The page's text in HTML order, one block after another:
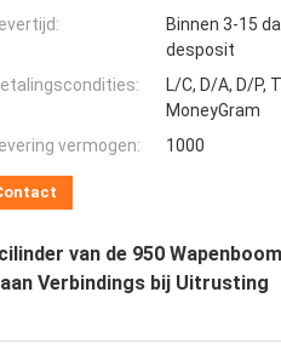
Binnen 3-15
desposit
L/C, D/A, D/P,
MoneyGram
vermogen:
1000
van de 950
Verbindings bij Uitrusting